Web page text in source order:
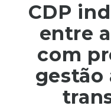
CDP
entre
com
gestão